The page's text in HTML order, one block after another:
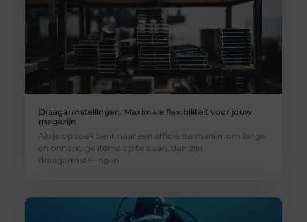
Draagarmstellingen: Maximale flexibiliteit voor jouw
magazijn
Als je op zoek bent naar een efficiënte manier om lange
en onhandige items op te slaan, dan zijn
draagarmstellingen